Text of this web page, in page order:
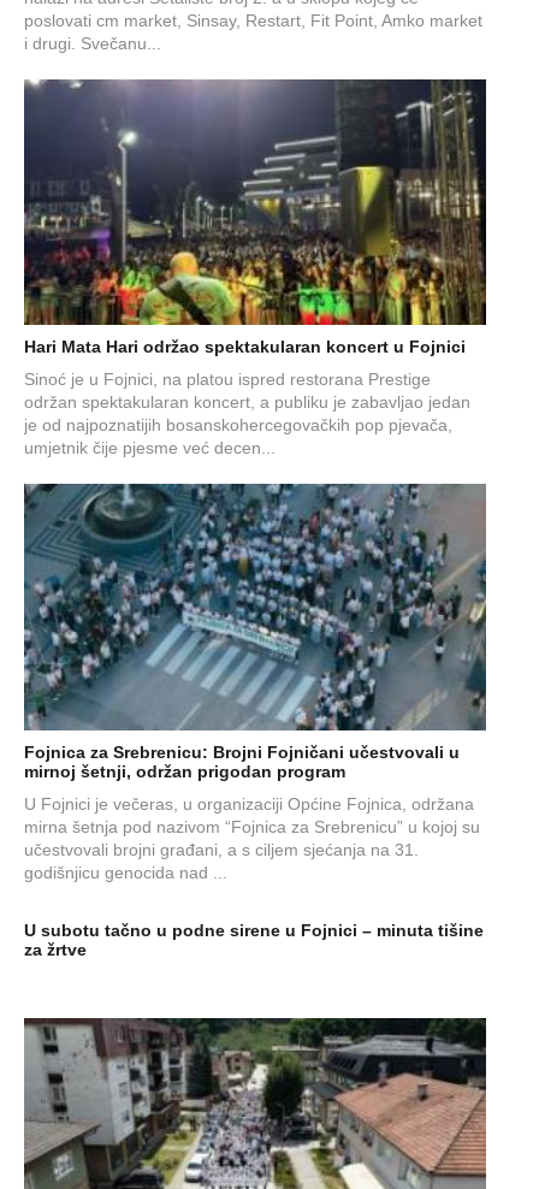
poslovati cm market, Sinsay, Restart, Fit Point, Amko market
i drugi. Svečanu...
Hari Mata Hari održao spektakularan koncert u Fojnici
Sinoć je u Fojnici, na platou ispred restorana Prestige
održan spektakularan koncert, a publiku je zabavljao jedan
je od najpoznatijih bosanskohercegovačkih pop pjevača,
umjetnik čije pjesme već decen...
Fojnica za Srebrenicu: Brojni Fojničani učestvovali u
mirnoj šetnji, održan prigodan program
U Fojnici je večeras, u organizaciji Općine Fojnica, održana
mirna šetnja pod nazivom “Fojnica za Srebrenicu” u kojoj su
učestvovali brojni građani, a s ciljem sjećanja na 31.
godišnjicu genocida nad ...
U subotu tačno u podne sirene u Fojnici – minuta tišine
za žrtve